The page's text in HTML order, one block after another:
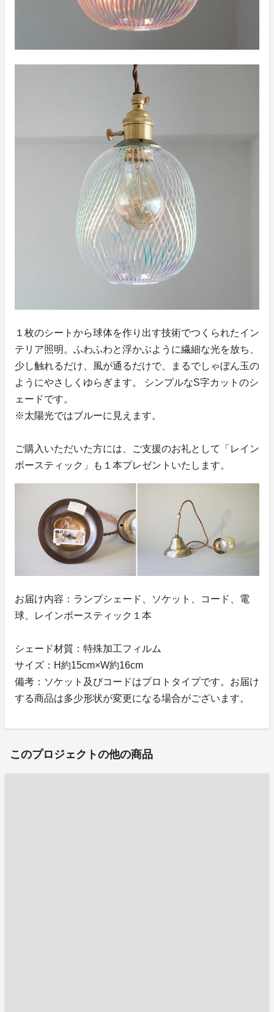
１枚のシートから球体を作り出す技術でつくられたイン
テリア照明。ふわふわと浮かぶように繊細な光を放ち、
少し触れるだけ、風が通るだけで、まるでしゃぼん玉の
ようにやさしくゆらぎます。 シンプルなS字カットのシ
ェードです。
※太陽光ではブルーに見えます。
ご購入いただいた方には、ご支援のお礼として「レイン
ボースティック」も１本プレゼントいたします。
お届け内容：ランプシェード、ソケット、コード、電
球、レインボースティック１本
シェード材質：特殊加工フィルム
サイズ：H約15cm×W約16cm
備考：ソケット及びコードはプロトタイプです。お届け
する商品は多少形状が変更になる場合がございます。
このプロジェクトの他の商品